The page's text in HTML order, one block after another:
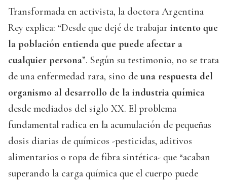
Transformada en activista, la doctora Argentina
Rey explica: “Desde que dejé de trabajar intento que
la población entienda que puede afectar a
cualquier persona”. Según su testimonio, no se trata
de una enfermedad rara, sino de una respuesta del
organismo al desarrollo de la industria química
desde mediados del siglo XX. El problema
fundamental radica en la acumulación de pequeñas
dosis diarias de químicos -pesticidas, aditivos
alimentarios o ropa de fibra sintética- que “acaban
superando la carga química que el cuerpo puede